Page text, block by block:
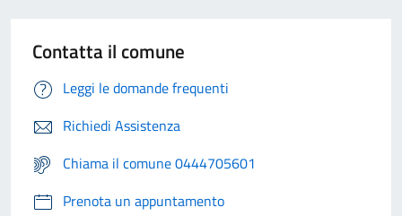
Contatta il comune
Leggi le domande frequenti
Richiedi Assistenza
Chiama il comune 0444705601
Prenota un appuntamento